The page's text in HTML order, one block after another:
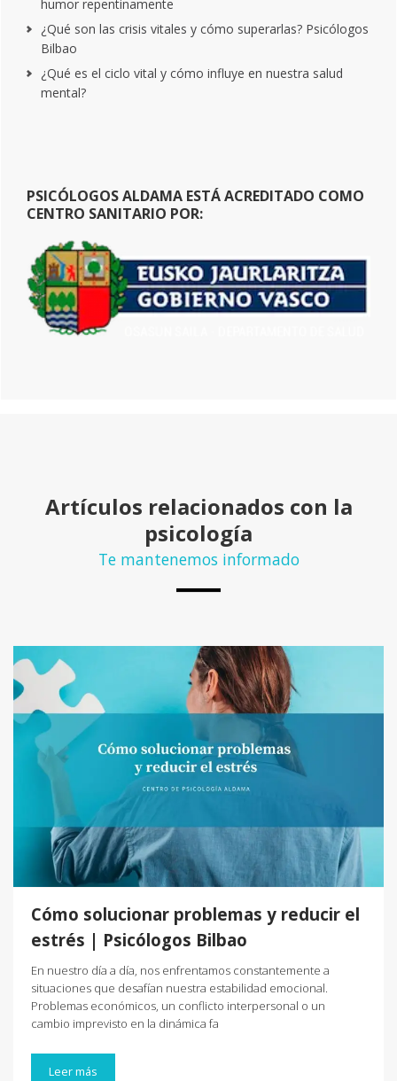
humor repentinamente
¿Qué son las crisis vitales y cómo superarlas? Psicólogos
Bilbao
¿Qué es el ciclo vital y cómo influye en nuestra salud
mental?
PSICÓLOGOS ALDAMA ESTÁ ACREDITADO COMO
CENTRO SANITARIO POR:
Artículos relacionados con la
psicología
Te mantenemos informado
Cómo solucionar problemas y reducir el
estrés | Psicólogos Bilbao
En nuestro día a día, nos enfrentamos constantemente a
situaciones que desafían nuestra estabilidad emocional.
Problemas económicos, un conflicto interpersonal o un
cambio imprevisto en la dinámica fa
Leer más